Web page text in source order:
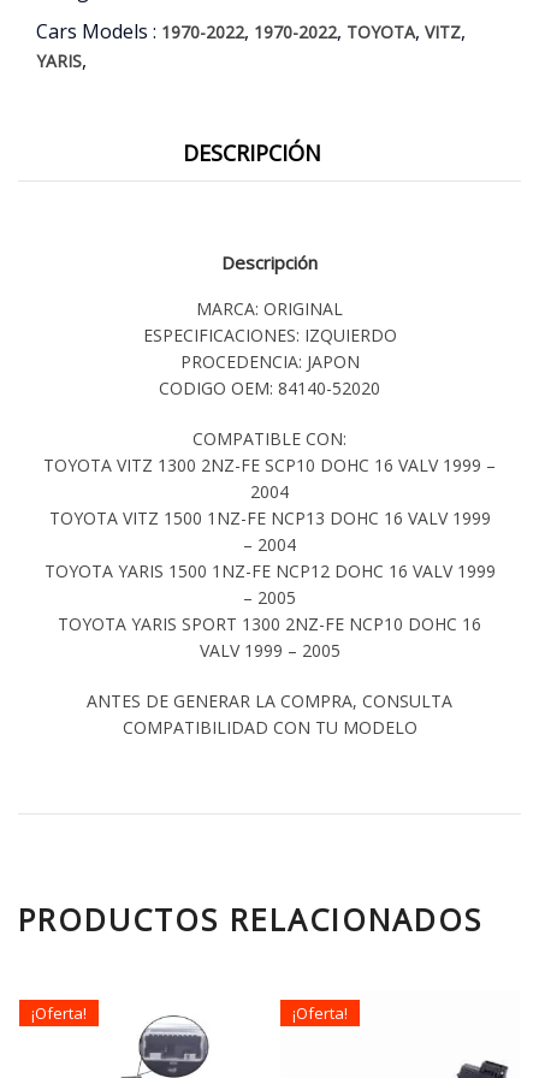
Cars Models : 1970-2022, 1970-2022, TOYOTA, VITZ,
YARIS,
DESCRIPCIÓN
Descripción
MARCA: ORIGINAL
ESPECIFICACIONES: IZQUIERDO
PROCEDENCIA: JAPON
CODIGO OEM: 84140-52020
COMPATIBLE CON:
TOYOTA VITZ 1300 2NZ-FE SCP10 DOHC 16 VALV 1999 –
2004
TOYOTA VITZ 1500 1NZ-FE NCP13 DOHC 16 VALV 1999
– 2004
TOYOTA YARIS 1500 1NZ-FE NCP12 DOHC 16 VALV 1999
– 2005
TOYOTA YARIS SPORT 1300 2NZ-FE NCP10 DOHC 16
VALV 1999 – 2005
ANTES DE GENERAR LA COMPRA, CONSULTA
COMPATIBILIDAD CON TU MODELO
PRODUCTOS RELACIONADOS
¡Oferta! ¡Oferta!